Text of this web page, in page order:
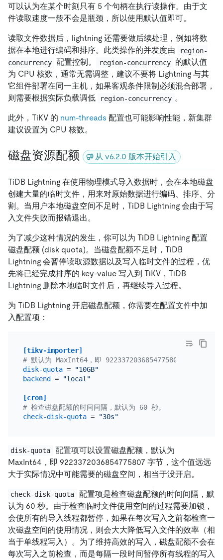
可以认为在某个时刻只有 5 个句柄在执行读操作。由于文
件读取速度一般不会是瓶颈，所以使用默认值即可。
读取文件数据后，lightning 还需要做后续处理，例如将数
据在本地进行编码和排序。此类操作的并发度由
region-
concurrency 配置控制。 region-concurrency
的默认值
为 CPU 核数，通常无需调整，建议不要将 Lightning 与其
它组件部署在同一主机，如果客观条件限制必须混合部署，
则需要根据实际负载调低
region-concurrency 。
此外，TiKV 的 num-threads 配置也可能影响性能，新集群
建议设置为 CPU 核数。
磁盘资源配额 从 v6.2.0 版本开始引入
TiDB Lightning 在使用物理模式导入数据时，会在本地磁盘
创建大量的临时文件，用来对原始数据进行编码、排序、分
割。当用户本地磁盘空间不足时，TiDB Lightning 会由于写
入文件失败而报错退出。
为了减少这种情况的发生，你可以为 TiDB Lightning 配置
磁盘配额 (disk quota)。当磁盘配额不足时，TiDB
Lightning 会暂停读取源数据以及写入临时文件的过程，优
先将已经完成排序的 key-value 写入到 TiKV，TiDB
Lightning 删除本地临时文件后，再继续导入过程。
为 TiDB Lightning 开启磁盘配额，你需要在配置文件中加
入配置项：
[tikv-importer]
# 默认为 MaxInt64，即 9223372036854775807 字节
disk-quota =
"10GB"
backend = "local"
[cron]
# 检查磁盘配额的时间间隔，默认为 60 秒。
check-disk-quota = "30s"
disk-quota
配置项可以设置磁盘配额，默认为
MaxInt64，即 9223372036854775807 字节，这个值远远
大于实际情况中可能需要的磁盘空间，相当于没开启。
check-disk-quota
配置项是检查磁盘配额的时间间隔，默
认为 60 秒。由于检查临时文件使用空间的过程需要加锁，
会使所有的导入线程都暂停，如果在每次写入之前都检查一
次磁盘空间的使用情况，则会大大降低写入文件的效率（相
当于单线程写入）。为了维持高效的写入，磁盘配额不会在
每次写入之前检查，而是每隔一段时间暂停所有线程的写入